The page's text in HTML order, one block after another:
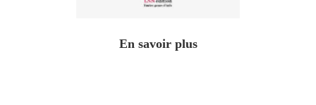
En savoir plus